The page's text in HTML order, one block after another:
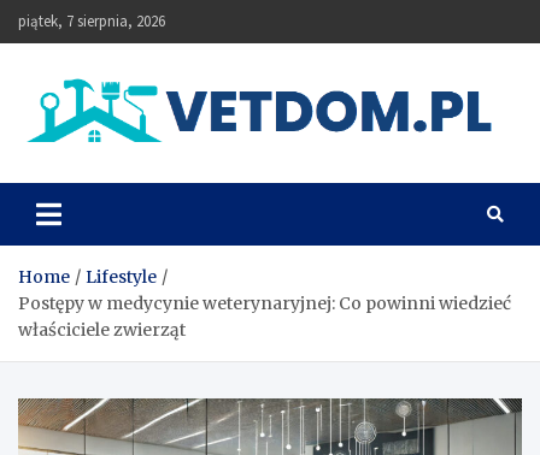
Skip
to
piątek, 7 sierpnia, 2026
Vetdom
Home
Lifestyle
Postępy w medycynie weterynaryjnej: Co powinni wiedzieć
właściciele zwierząt